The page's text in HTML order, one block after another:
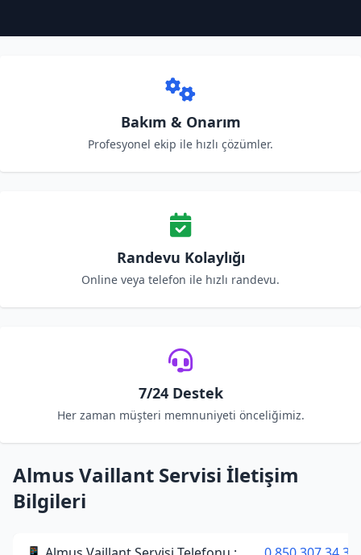
Bakım & Onarım
Profesyonel ekip ile hızlı çözümler.
Randevu Kolaylığı
Online veya telefon ile hızlı randevu.
7/24 Destek
Her zaman müşteri memnuniyeti önceliğimiz.
Almus Vaillant Servisi İletişim
Bilgileri